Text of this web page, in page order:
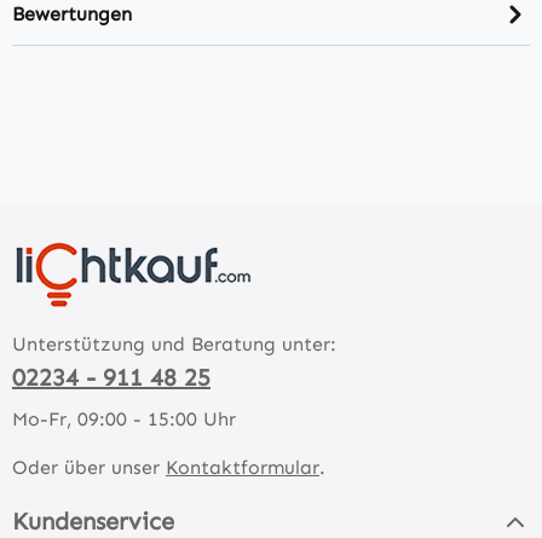
Bewertungen
Unterstützung und Beratung unter:
02234 - 911 48 25
Mo-Fr, 09:00 - 15:00 Uhr
Oder über unser Kontaktformular.
Kundenservice